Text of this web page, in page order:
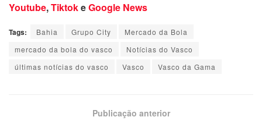
Youtube,TiktokeGoogle News
Tags: Bahia Grupo City
Mercado da Bola
mercado da bola do vasco
Notícias do Vasco
últimas notícias do vasco
Vasco Vasco da Gama
Publicação anterior